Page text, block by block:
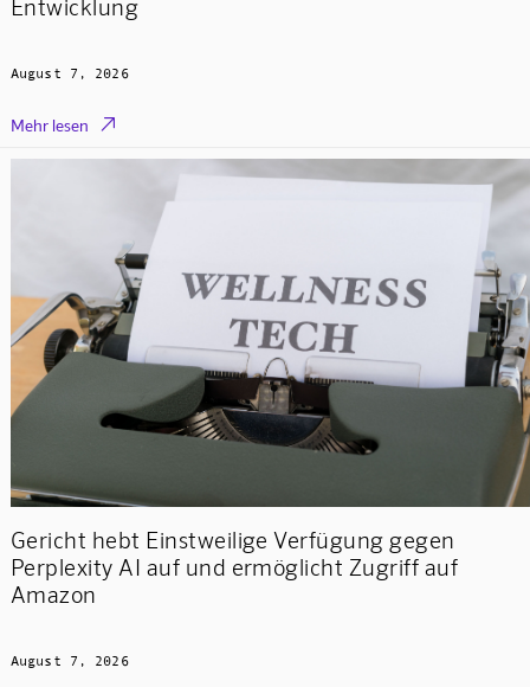
Entwicklung
August 7, 2026
Mehr lesen 
Gericht hebt Einstweilige Verfügung gegen
Perplexity AI auf und ermöglicht Zugriff auf
Amazon
August 7, 2026